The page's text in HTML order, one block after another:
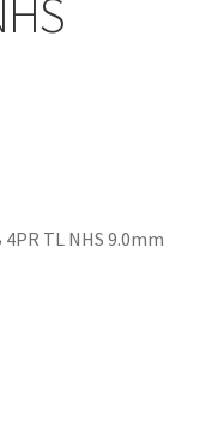
4PR TL NHS 9.0mm